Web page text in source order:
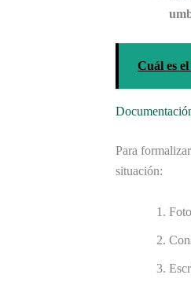
Cuál es
Para
situación: